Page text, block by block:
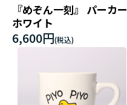
『めぞん一刻』 パーカー
ホワイト
6,600円